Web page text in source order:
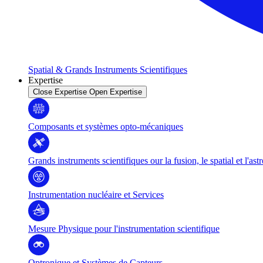
Spatial & Grands Instruments Scientifiques
Expertise
Close Expertise Open Expertise
Composants et systèmes opto-mécaniques
Grands instruments scientifiques our la fusion, le spatial et
Instrumentation nucléaire et Services
Mesure Physique pour l'instrumentation scientifique